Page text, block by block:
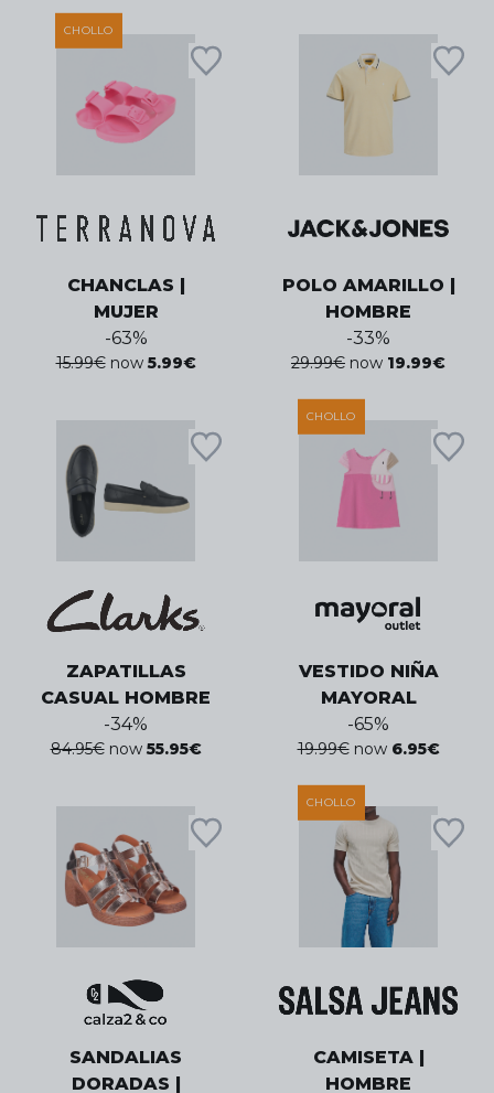
CHOLLO
CHANCLAS |
MUJER
-63%
15.99€ now 5.99€
POLO AMARILLO |
HOMBRE
-33%
29.99€ now 19.99€
ZAPATILLAS
CASUAL HOMBRE
-34%
84.95€ now 55.95€
CHOLLO
VESTIDO NIÑA
MAYORAL
-65%
19.99€ now 6.95€
SANDALIAS
DORADAS |
CHOLLO
CAMISETA |
HOMBRE